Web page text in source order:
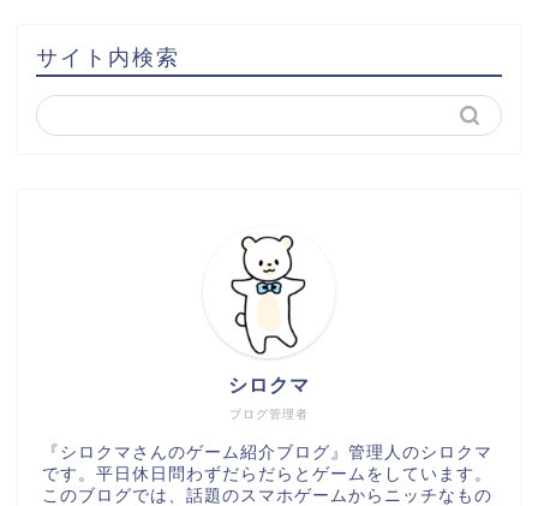
サイト内検索
ブログ管理者
シロクマ
『シロクマさんのゲーム紹介ブログ』管理人のシロクマ
です。平日休日問わずだらだらとゲームをしています。
このブログでは、話題のスマホゲームからニッチなもの